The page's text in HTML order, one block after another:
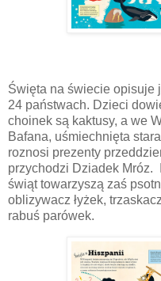
Święta na świecie opisuje
24 państwach. Dzieci
choinek są kaktusy, a we
Bafana, uśmiechnięta
roznosi prezenty
przychodzi Dziadek Mróz.
świąt towarzyszą zaś
oblizywacz łyżek,
rabuś parówek.